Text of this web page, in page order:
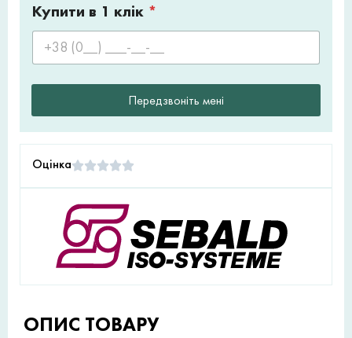
Купити в 1 клік *
Передзвоніть мені
Оцінка
ОПИС ТОВАРУ